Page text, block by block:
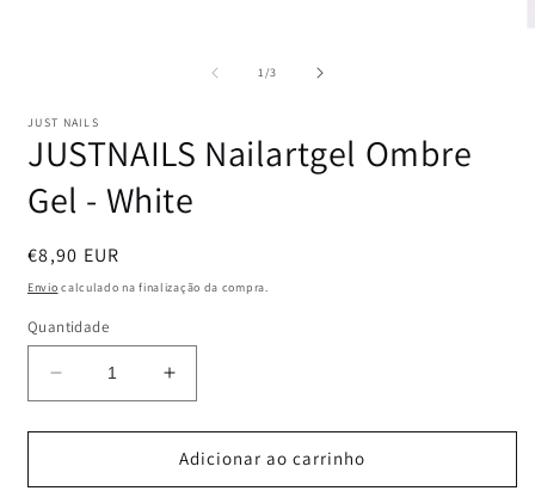
1/de
3
JUST NAILS
JUSTNAILS Nailartgel Ombre
Gel - White
Preço
normal
€8,90 EUR
Envio calculado na finalização da compra.
Quantidade
Diminuir
a
quantidade
JUSTNAILS
Aumentar
a
quantidade
de
JUSTNAILS
Adicionar ao carrinho